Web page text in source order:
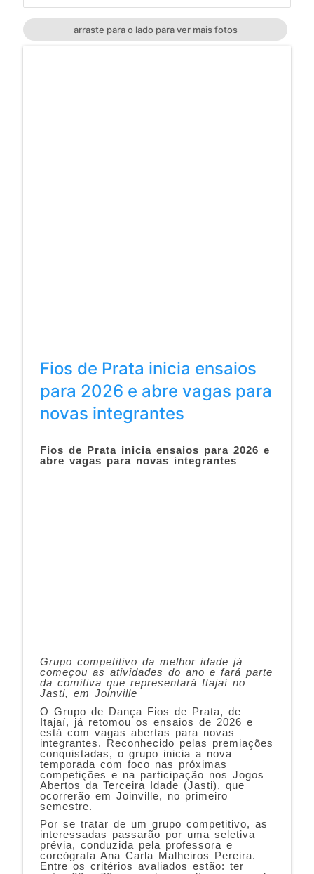
arraste para o lado para ver mais fotos
Fios de Prata inicia ensaios
para 2026 e abre vagas para
novas integrantes
Fios de Prata inicia ensaios para 2026 e
abre vagas para novas integrantes
Grupo competitivo da melhor idade já
começou as atividades do ano e fará parte
da comitiva que representará Itajaí no
Jasti, em Joinville
O Grupo de Dança Fios de Prata, de
Itajaí, já retomou os ensaios de 2026 e
está com vagas abertas para novas
integrantes. Reconhecido pelas premiações
conquistadas, o grupo inicia a nova
temporada com foco nas próximas
competições e na participação nos Jogos
Abertos da Terceira Idade (Jasti), que
ocorrerão em Joinville, no primeiro
semestre.
Por se tratar de um grupo competitivo, as
interessadas passarão por uma seletiva
prévia, conduzida pela professora e
coreógrafa Ana Carla Malheiros Pereira.
Entre os critérios avaliados estão: ter